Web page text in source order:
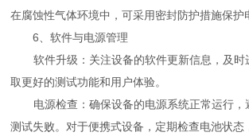
在腐蚀性气体环境中，可采用密封防护措施保护
6、软件与电源管理
软件升级：关注设备的软件更新信息，及时
取更好的测试功能和用户体验。
电源检查：确保设备的电源系统正常运行，
测试失败。对于便携式设备，定期检查电池状态